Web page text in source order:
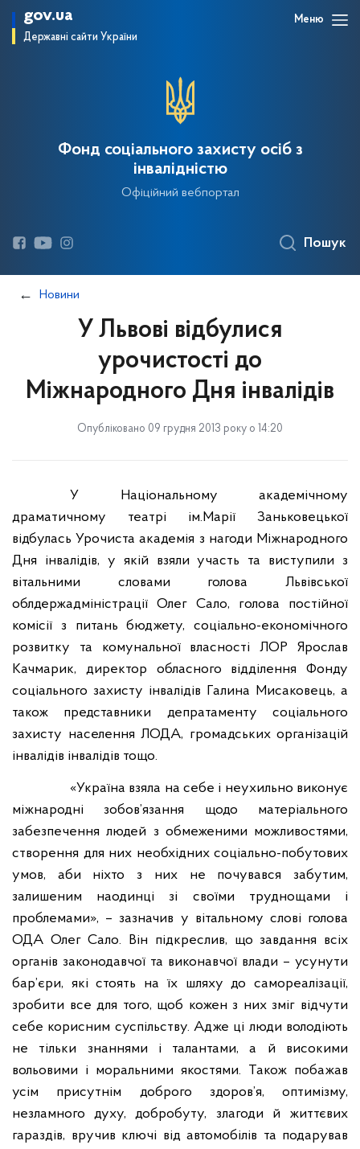
gov.ua
Державні сайти України
Меню
Фонд соціального захисту осіб з
інвалідністю
Офіційний вебпортал
Пошук
Новини
У Львові відбулися
урочистості до
Міжнародного Дня інвалідів
Опубліковано 09 грудня 2013 року о 14:20
У Національному академічному
драматичному театрі ім.Марії Заньковецької
відбулась Урочиста академія з нагоди Міжнародного
Дня інвалідів, у якій взяли участь та виступили з
вітальними словами голова Львівської
облдержадміністрації Олег Сало, голова постійної
комісії з питань бюджету, соціально-економічного
розвитку та комунальної власності ЛОР Ярослав
Качмарик, директор обласного відділення Фонду
соціального захисту інвалідів Галина Мисаковець, а
також представники депратаменту соціального
захисту населення ЛОДА, громадських організацій
інвалідів інвалідів тощо.
«Україна взяла на себе і неухильно виконує
міжнародні зобов’язання щодо матеріального
забезпечення людей з обмеженими можливостями,
створення для них необхідних соціально-побутових
умов, аби ніхто з них не почувався забутим,
залишеним наодинці зі своїми труднощами і
проблемами», – зазначив у вітальному слові голова
ОДА Олег Сало. Він підкреслив, що завдання всіх
органів законодавчої та виконавчої влади – усунути
бар’єри, які стоять на їх шляху до самореалізації,
зробити все для того, щоб кожен з них зміг відчути
себе корисним суспільству. Адже ці люди володіють
не тільки знаннями і талантами, а й високими
вольовими і моральними якостями. Також побажав
усім присутнім доброго здоров’я, оптимізму,
незламного духу, добробуту, злагоди й життєвих
гараздів, вручив ключі від автомобілів та подарував